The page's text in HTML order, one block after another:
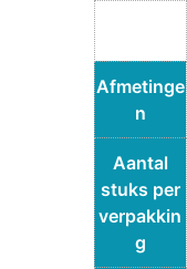
Afmetinge
n
Aantal
stuks per
verpakkin
g